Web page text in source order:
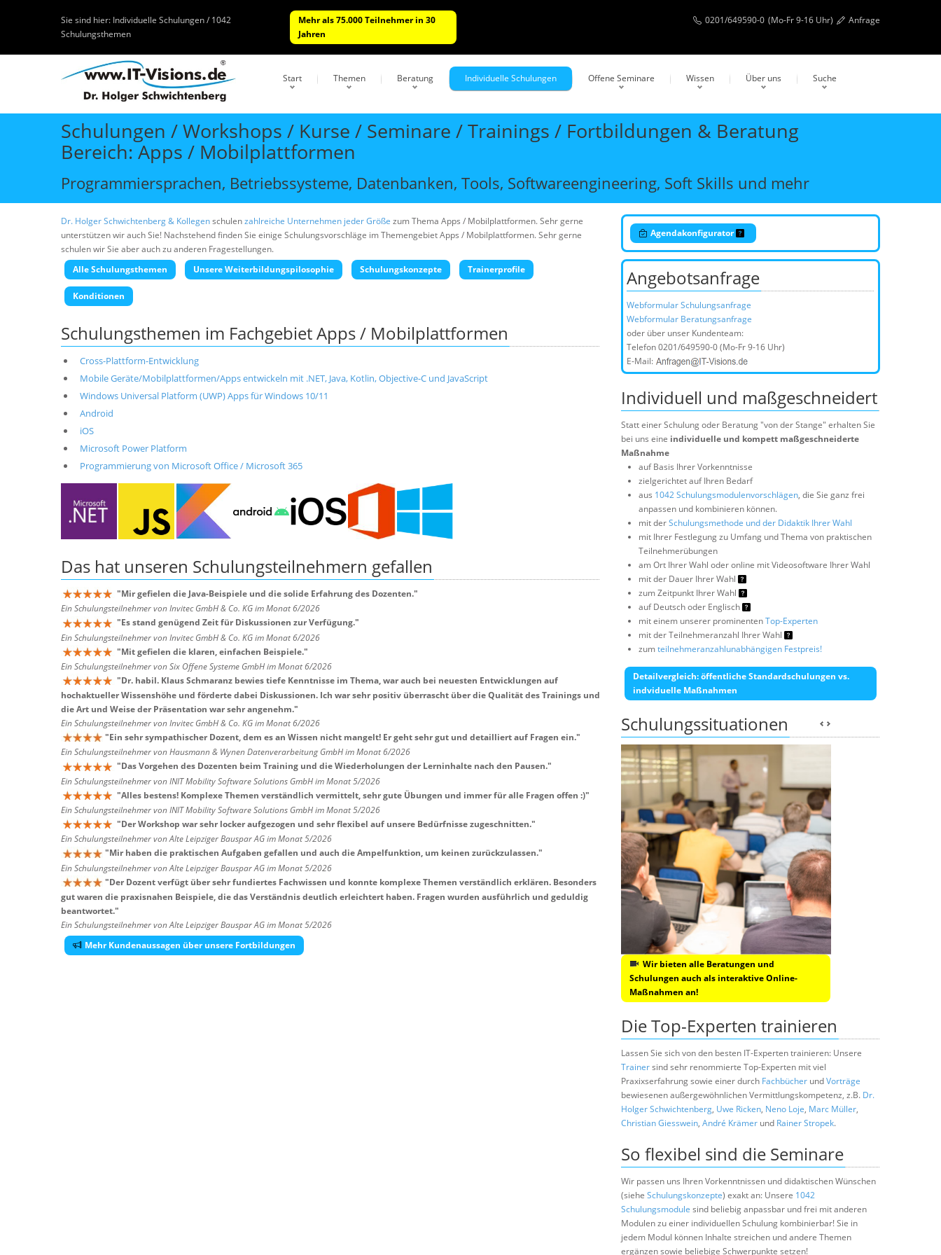
Sie sind hier: Individuelle Schulungen / 1042
Schulungsthemen
Mehr als 75.000 Teilnehmer in 30
Jahren
0201/649590-0 (Mo-Fr 9-16 Uhr) Anfrage
Start Themen Beratung Individuelle Schulungen Offene Seminare Wissen Über uns Suche
Schulungen / Workshops / Kurse / Seminare / Trainings / Fortbildungen & Beratung
Bereich: Apps / Mobilplattformen
Programmiersprachen, Betriebssysteme, Datenbanken, Tools, Softwareengineering, Soft Skills und mehr
Dr. Holger Schwichtenberg & Kollegenschulenzahlreiche Unternehmen jeder Größe zum Thema Apps / Mobilplattformen. Sehr gerne
unterstützen wir auch Sie! Nachstehend finden Sie einige Schulungsvorschläge im Themengebiet Apps / Mobilplattformen. Sehr gerne
schulen wir Sie aber auch zu anderen Fragestellungen.
Alle Schulungsthemen
Unsere Weiterbildungspilosophie Schulungskonzepte Trainerprofile
Konditionen
Schulungsthemen im Fachgebiet Apps / Mobilplattformen
Cross-Plattform-Entwicklung
Mobile Geräte/Mobilplattformen/Apps entwickeln mit .NET, Java, Kotlin, Objective-C und JavaScript
Windows Universal Platform (UWP) Apps für Windows 10/11
Android
iOS
Microsoft Power Platform
Programmierung von Microsoft Office / Microsoft 365
Das hat unseren Schulungsteilnehmern gefallen
"Mir gefielen die Java-Beispiele und die solide Erfahrung des Dozenten."
Ein Schulungsteilnehmer von Invitec GmbH & Co. KG im Monat 6/2026
"Es stand genügend Zeit für Diskussionen zur Verfügung."
Ein Schulungsteilnehmer von Invitec GmbH & Co. KG im Monat 6/2026
"Mit gefielen die klaren, einfachen Beispiele."
Ein Schulungsteilnehmer von Six Offene Systeme GmbH im Monat 6/2026
"Dr. habil. Klaus Schmaranz bewies tiefe Kenntnisse im Thema, war auch bei neuesten Entwicklungen auf
hochaktueller Wissenshöhe und förderte dabei Diskussionen. Ich war sehr positiv überrascht über die Qualität des Trainings und
die Art und Weise der Präsentation war sehr angenehm."
Ein Schulungsteilnehmer von Invitec GmbH & Co. KG im Monat 6/2026
"Ein sehr sympathischer Dozent, dem es an Wissen nicht mangelt! Er geht sehr gut und detailliert auf Fragen ein."
Ein Schulungsteilnehmer von Hausmann & Wynen Datenverarbeitung GmbH im Monat 6/2026
"Das Vorgehen des Dozenten beim Training und die Wiederholungen der Lerninhalte nach den Pausen."
Ein Schulungsteilnehmer von INIT Mobility Software Solutions GmbH im Monat 5/2026
"Alles bestens! Komplexe Themen verständlich vermittelt, sehr gute Übungen und immer für alle Fragen offen :)"
Ein Schulungsteilnehmer von INIT Mobility Software Solutions GmbH im Monat 5/2026
"Der Workshop war sehr locker aufgezogen und sehr flexibel auf unsere Bedürfnisse zugeschnitten."
Ein Schulungsteilnehmer von Alte Leipziger Bauspar AG im Monat 5/2026
"Mir haben die praktischen Aufgaben gefallen und auch die Ampelfunktion, um keinen zurückzulassen."
Ein Schulungsteilnehmer von Alte Leipziger Bauspar AG im Monat 5/2026
"Der Dozent verfügt über sehr fundiertes Fachwissen und konnte komplexe Themen verständlich erklären. Besonders
gut waren die praxisnahen Beispiele, die das Verständnis deutlich erleichtert haben. Fragen wurden ausführlich und geduldig
beantwortet."
Ein Schulungsteilnehmer von Alte Leipziger Bauspar AG im Monat 5/2026
Mehr Kundenaussagen über unsere Fortbildungen
Agendakonfigurator
Angebotsanfrage
Webformular Schulungsanfrage
Webformular Beratungsanfrage
oder über unser Kundenteam:
Telefon0201/649590-0(Mo-Fr 9-16 Uhr)
E-Mail:
Individuell und maßgeschneidert
Statt einer Schulung oder Beratung "von der Stange" erhalten Sie
bei uns eine individuelle und kompett maßgeschneiderte
Maßnahme
auf Basis Ihrer Vorkenntnisse
zielgerichtet auf Ihren Bedarf
aus 1042 Schulungsmodulenvorschlägen, die Sie ganz frei
anpassen und kombinieren können.
mit derSchulungsmethode und der Didaktik Ihrer Wahl
mit Ihrer Festlegung zu Umfang und Thema von praktischen
Teilnehmerübungen
am Ort Ihrer Wahl oder online mit Videosoftware Ihrer Wahl
mit der Dauer Ihrer Wahl
zum Zeitpunkt Ihrer Wahl
auf Deutsch oder Englisch
mit einem unserer prominentenTop-Experten
mit der Teilnehmeranzahl Ihrer Wahl
zumteilnehmeranzahlunabhängigen Festpreis!
Detailvergleich: öffentliche Standardschulungen vs.
indviduelle Maßnahmen
Schulungssituationen
Wir bieten alle Beratungen und
Schulungen auch als interaktive Online-
Maßnahmen an!
Die Top-Experten trainieren
Lassen Sie sich von den besten IT-Experten trainieren: Unsere
Trainersind sehr renommierte Top-Experten mit viel
Praxixserfahrung sowie einer durch Fachbücher undVorträge
bewiesenen außergewöhnlichen Vermittlungskompetenz, z.B. Dr.
Holger Schwichtenberg, Uwe Ricken, Neno Loje, Marc Müller,
Christian Giesswein, André Krämer und Rainer Stropek.
So flexibel sind die Seminare
Wir passen uns Ihren Vorkenntnissen und didaktischen Wünschen
(siehe Schulungskonzepte) exakt an: Unsere 1042
Schulungsmodule sind beliebig anpassbar und frei mit anderen
Modulen zu einer individuellen Schulung kombinierbar! Sie in
jedem Modul können Inhalte streichen und andere Themen
ergänzen sowie beliebige Schwerpunkte setzen!